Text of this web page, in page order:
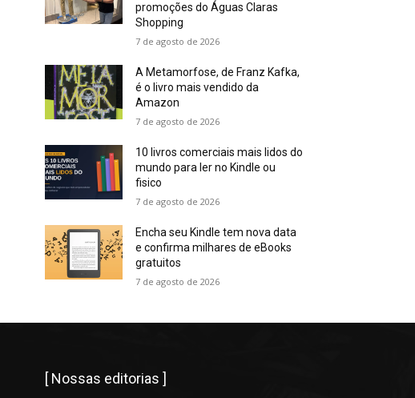
promoções do Águas Claras
Shopping
7 de agosto de 2026
A Metamorfose, de Franz Kafka,
é o livro mais vendido da
Amazon
7 de agosto de 2026
10 livros comerciais mais lidos do
mundo para ler no Kindle ou
fisico
7 de agosto de 2026
Encha seu Kindle tem nova data
e confirma milhares de eBooks
gratuitos
7 de agosto de 2026
[ Nossas editorias ]